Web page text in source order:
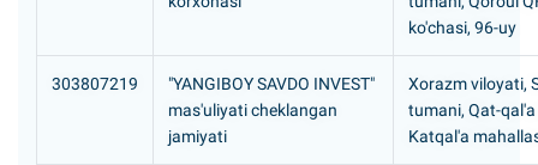
ko'chasi, 96-uy
303807219
"YANGIBOY SAVDO INVEST"
mas'uliyati cheklangan
jamiyati
Xorazm viloyati,
tumani, Qat-qal'a
Katqal'a